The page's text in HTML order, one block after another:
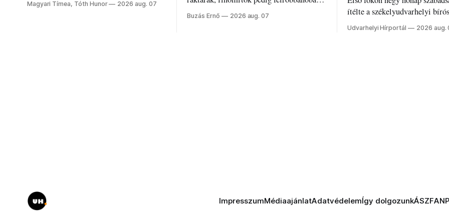
kánikulát.
Magyari Tímea, Tóth Hunor 2026 aug. 07
Akárcsak az ukrán népharag, amikor
elégedetlen vezetőivel.
Buzás Ernő 2026 aug. 07
ítélte a székelyudvarhelyi
Szabolcsot.
Udvarhelyi Hírportál 2026 aug.
ImpresszumMédiaajánlatAdatvédelemÍgy dolgozunkÁSZF